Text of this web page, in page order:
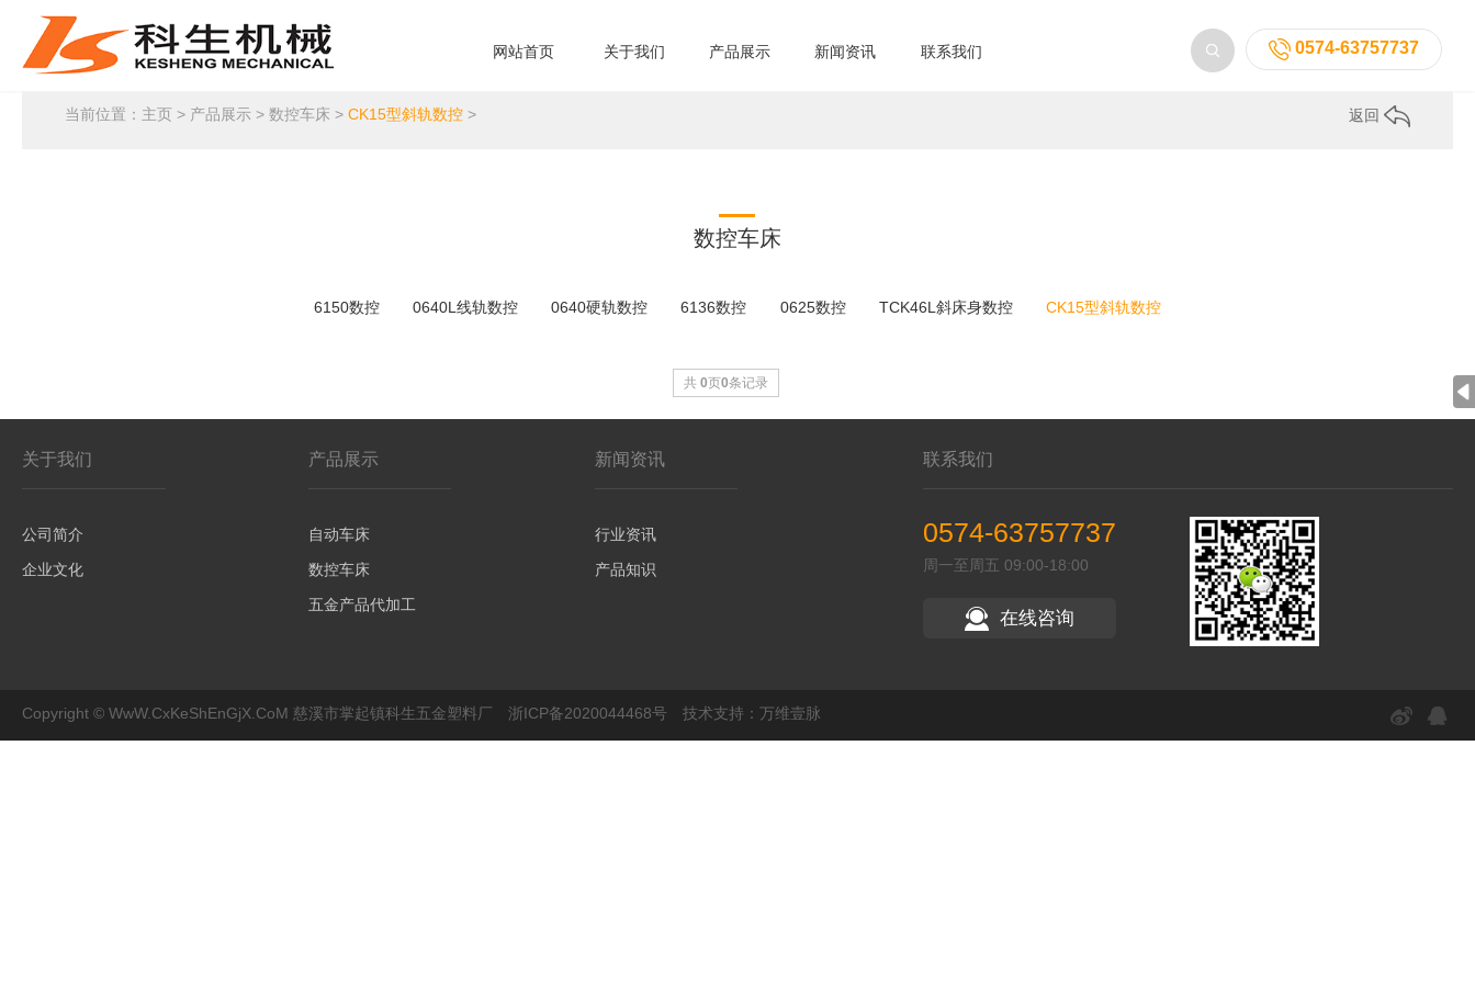
0574-63757737
网站首页 关于我们 产品展示 新闻资讯 联系我们
当前位置： 主页 > 产品展示 >数控车床 >CK15型斜轨数控 > 返回
数控车床
6150数控 0640L线轨数控 0640硬轨数控 6136数控 0625数控 TCK46L斜床身数控 CK15型斜轨数控
共0页0条记录
关于我们
公司简介
企业文化
产品展示
自动车床
数控车床
五金产品代加工
新闻资讯
行业资讯
产品知识
联系我们
0574-63757737
周一至周五 09:00-18:00
在线咨询
Copyright © WwW.CxKeShEnGjX.CoM 慈溪市掌起镇科生五金塑料厂浙ICP备2020044468号 技术支持：万维壹脉